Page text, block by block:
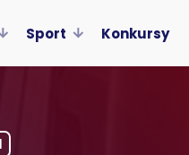
Sport Konkursy